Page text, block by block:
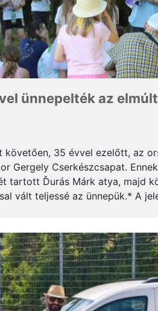
ünnepelték az
követően, 35 évvel ezelőtt, az
Gergely Cserkészcsapat.
tartott Ďurás Márk atya, majd
vált teljessé az ünnepük.* A